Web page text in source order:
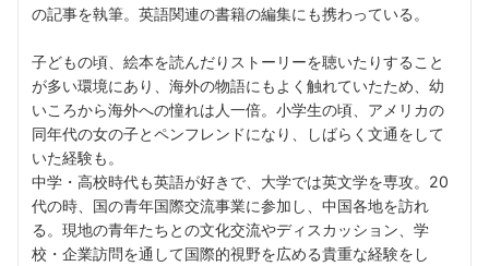
の記事を執筆。英語関連の書籍の編集にも携わっている。
子どもの頃、絵本を読んだりストーリーを聴いたりすること
が多い環境にあり、海外の物語にもよく触れていたため、幼
いころから海外への憧れは人一倍。小学生の頃、アメリカの
同年代の女の子とペンフレンドになり、しばらく文通をして
いた経験も。
中学・高校時代も英語が好きで、大学では英文学を専攻。20
代の時、国の青年国際交流事業に参加し、中国各地を訪れ
る。現地の青年たちとの文化交流やディスカッション、学
校・企業訪問を通して国際的視野を広める貴重な経験をし